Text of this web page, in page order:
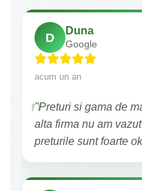
D
Duna
Google
acum un an
"Preturi si gama de
alta firma nu am
preturile sunt foarte